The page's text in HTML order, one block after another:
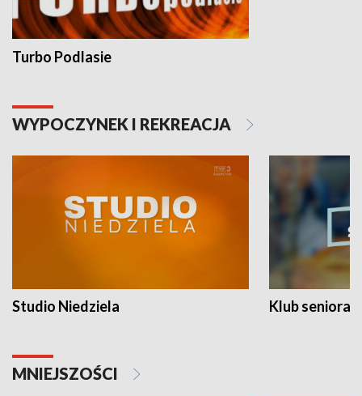
Turbo Podlasie
WYPOCZYNEK I REKREACJA
Studio Niedziela Klub seniora
MNIEJSZOŚCI